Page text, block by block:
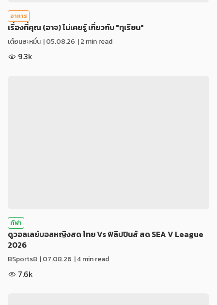
อาหาร
เรื่องที่คุณ (อาจ) ไม่เคยรู้ เกี่ยวกับ "ทุเรียน"
เดือนละหมื่น |05.08.26 | 2 min read
9.3k
กีฬา
ดูวอลเลย์บอลหญิงสด ไทย Vs ฟิลิปปินส์ สด SEA V League
2026
BSports8 |07.08.26 | 4 min read
7.6k